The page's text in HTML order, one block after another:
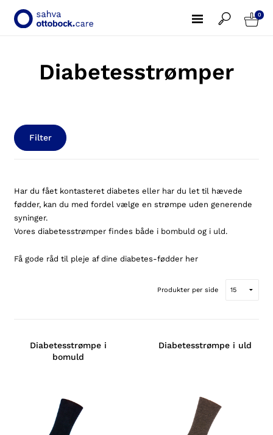
0
Diabetesstrømper
Filter
Har du fået kontasteret diabetes eller har du let til hævede
fødder, kan du med fordel vælge en strømpe uden generende
syninger.
Vores diabetesstrømper findes både i bombuld og i uld.
Få gode råd til pleje af dine diabetes-fødder her
Produkter per side
Diabetesstrømpe i
bomuld
Diabetesstrømpe i uld